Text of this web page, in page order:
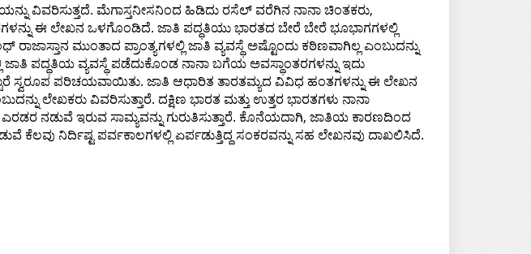
ವಿವರಿಸುತ್ತದೆ. ಮೆಗಾಸ್ತನೀಸನಿಂದ ಹಿಡಿದು ರಸೆಲ್‌ ವರೆಗಿನ ನಾನಾ ಚಿಂತಕರು,
ಈ ಲೇಖನ ಒಳಗೊಂಡಿದೆ. ಜಾತಿ ಪದ್ಧತಿಯು ಭಾರತದ ಬೇರೆ ಬೇರೆ ಭೂಭಾಗಗಳಲ್ಲಿ
ಮುಂತಾದ ಪ್ರಾಂತ್ಯಗಳಲ್ಲಿ ಜಾತಿ ವ್ಯವಸ್ಥೆ ಅಷ್ಟೊಂದು ಕಠಿಣವಾಗಿಲ್ಲ ಎಂಬುದನ್ನು
ಪದ್ಧತಿಯ ವ್ಯವಸ್ಥೆ ಪಡೆದುಕೊಂಡ ನಾನಾ ಬಗೆಯ ಅವಸ್ಥಾಂತರಗಳನ್ನು ಇದು
ಸ್ವರೂಪ ಪರಿಚಯವಾಯಿತು. ಜಾತಿ ಆಧಾರಿತ ತಾರತಮ್ಯದ ವಿವಿಧ ಹಂತಗಳನ್ನು ಈ ಲೇಖನ
ಲೇಖಕರು ವಿವರಿಸುತ್ತಾರೆ. ದಕ್ಷಿಣ ಭಾರತ ಮತ್ತು ಉತ್ತರ ಭಾರತಗಳು ನಾನಾ
ನಡುವೆ ಇರುವ ಸಾಮ್ಯವನ್ನು ಗುರುತಿಸುತ್ತಾರೆ. ಕೊನೆಯದಾಗಿ, ಜಾತಿಯ ಕಾರಣದಿಂದ
ಕೆಲವು ನಿರ್ದಿಷ್ಟ ಪರ್ವಕಾಲಗಳಲ್ಲಿ ಏರ್ಪಡುತ್ತಿದ್ದ ಸಂಕರವನ್ನು ಸಹ ಲೇಖನವು ದಾಖಲಿಸಿದೆ.